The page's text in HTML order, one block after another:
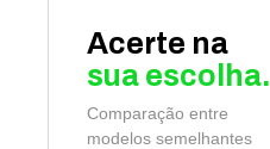
Acerte na
sua escolha.
Comparação entre
modelos semelhantes